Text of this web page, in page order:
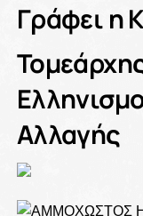
Γράφει η
Αλλαγής